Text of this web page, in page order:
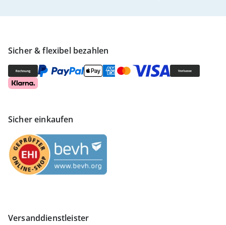
Sicher & flexibel bezahlen
Sicher einkaufen
Versanddienstleister